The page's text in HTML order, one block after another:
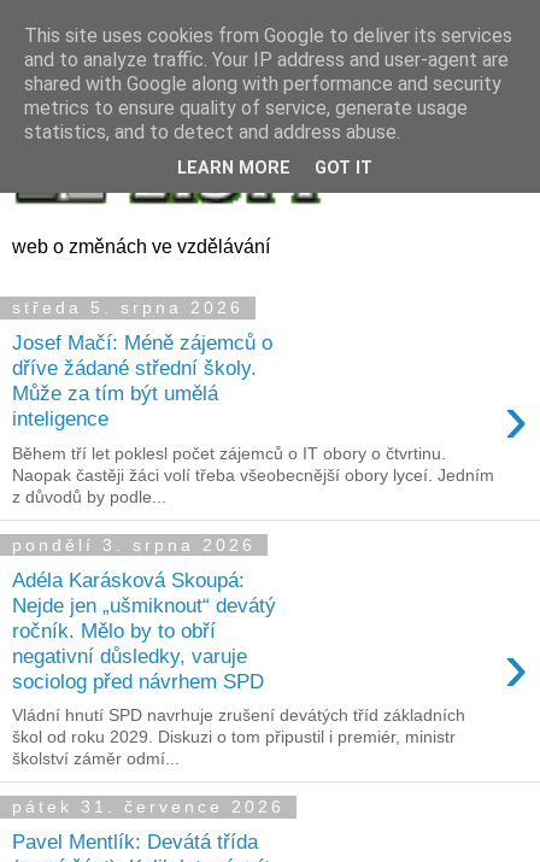
web o změnách ve vzdělávání
středa 5. srpna 2026
Josef Mačí: Méně zájemců o
dříve žádané střední školy.
Může za tím být umělá
inteligence
›
Během tří let poklesl počet zájemců o IT obory o čtvrtinu.
Naopak častěji žáci volí třeba všeobecnější obory lyceí. Jedním
z důvodů by podle...
pondělí 3. srpna 2026
Adéla Karásková Skoupá:
Nejde jen „ušmiknout“ devátý
ročník. Mělo by to obří
negativní důsledky, varuje
sociolog před návrhem SPD
›
Vládní hnutí SPD navrhuje zrušení devátých tříd základních
škol od roku 2029. Diskuzi o tom připustil i premiér, ministr
školství záměr odmí...
pátek 31. července 2026
Pavel Mentlík: Devátá třída
This site uses cookies from Google to deliver its services
and to analyze traffic. Your IP address and user-agent are
shared with Google along with performance and security
metrics to ensure quality of service, generate usage
statistics, and to detect and address abuse.
LEARN MORE GOT IT